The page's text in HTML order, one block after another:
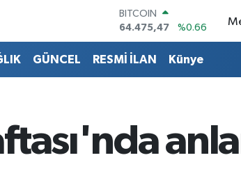
BITCOIN
64.475,47
%0.66
47,5986
EURO
55,0700
%0.1
6518.23
%0.39
BİST100
GÜNCEL RESMİ İLAN Künye